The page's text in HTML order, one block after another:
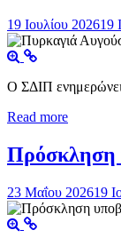
19 Ιουλίου 202619
Ο ΣΔΙΠ ενημερώνει
Read more
Πρόσκληση
23 Μαΐου 202619